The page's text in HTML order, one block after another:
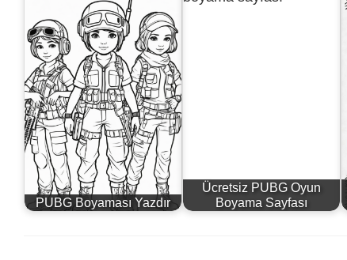
PUBG Boyaması Yazdır
Ücretsiz PUBG Oyun
Boyama Sayfası